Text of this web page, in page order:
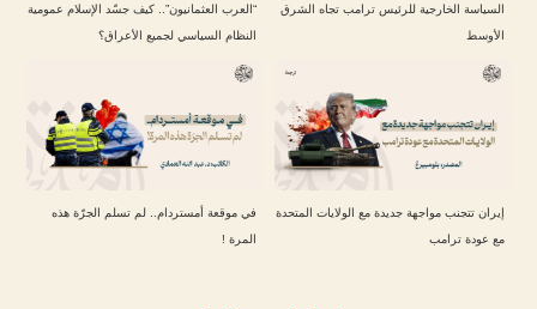
السياسة الخارجية للرئيس ترامب تجاه الشرق
الأوسط
“العرب العثمانيون”.. كيف جسّد الإسلام عمومية
النظام السياسي لجميع الأعراق؟
إيران تتجنب مواجهة جديدة مع الولايات المتحدة
مع عودة ترامب
في موقعة أمستردام.. لم تسلم الجرّة هذه
المرة !